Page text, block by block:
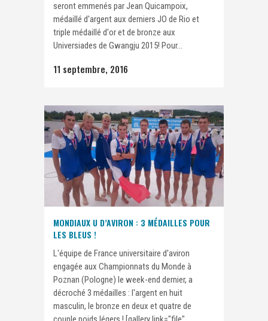
seront emmenés par Jean Quicampoix,
médaillé d'argent aux derniers JO de Rio et
triple médaillé d'or et de bronze aux
Universiades de Gwangju 2015! Pour...
11 septembre, 2016
MONDIAUX U D’AVIRON : 3 MÉDAILLES POUR
LES BLEUS !
L'équipe de France universitaire d'aviron
engagée aux Championnats du Monde à
Poznan (Pologne) le week-end dernier, a
décroché 3 médailles : l'argent en huit
masculin, le bronze en deux et quatre de